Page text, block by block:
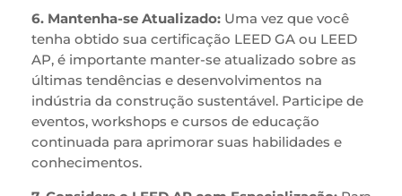
6. Mantenha-se Atualizado: Uma vez que você
tenha obtido sua certificação LEED GA ou LEED
AP, é importante manter-se atualizado sobre as
últimas tendências e desenvolvimentos na
indústria da construção sustentável. Participe de
eventos, workshops e cursos de educação
continuada para aprimorar suas habilidades e
conhecimentos.